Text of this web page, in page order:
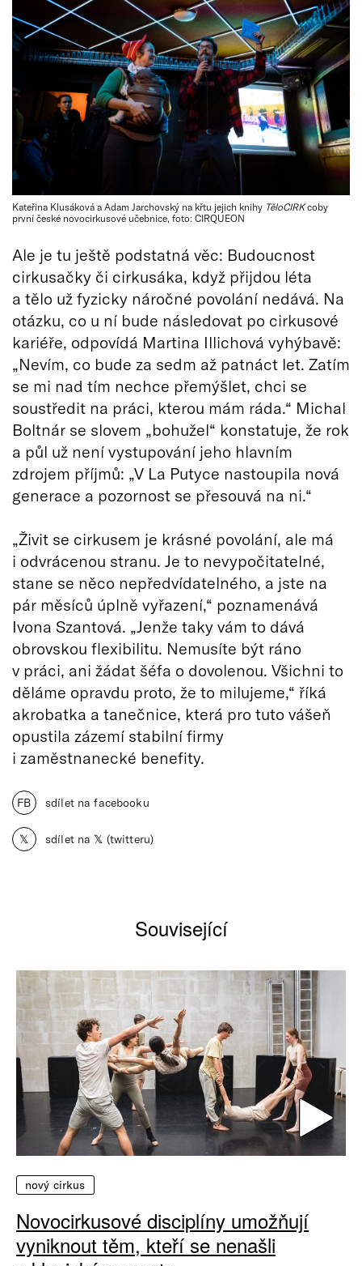
Kateřina Klusáková a Adam Jarchovský na křtu jejich knihy TěloCIRKcoby
první české novocirkusové učebnice, foto: CIRQUEON
Ale je tu ještě podstatná věc: Budoucnost
cirkusačky či cirkusáka, když přijdou léta
a tělo už fyzicky náročné povolání nedává. Na
otázku, co u ní bude následovat po cirkusové
kariéře, odpovídá Martina Illichová vyhýbavě:
„Nevím, co bude za sedm až patnáct let. Zatím
se mi nad tím nechce přemýšlet, chci se
soustředit na práci, kterou mám ráda.“ Michal
Boltnár se slovem „bohužel“ konstatuje, že rok
a půl už není vystupování jeho hlavním
zdrojem příjmů: „V La Putyce nastoupila nová
generace a pozornost se přesouvá na ni.“
„Živit se cirkusem je krásné povolání, ale má
i odvrácenou stranu. Je to nevypočitatelné,
stane se něco nepředvídatelného, a jste na
pár měsíců úplně vyřazení,“ poznamenává
Ivona Szantová. „Jenže taky vám to dává
obrovskou flexibilitu. Nemusíte být ráno
v práci, ani žádat šéfa o dovolenou. Všichni to
děláme opravdu proto, že to milujeme,“ říká
akrobatka a tanečnice, která pro tuto vášeň
opustila zázemí stabilní firmy
i zaměstnanecké benefity.
FB sdílet na facebooku
𝕏 sdílet na 𝕏 (twitteru)
Související
nový cirkus
Novocirkusové disciplíny umožňují
vyniknout těm, kteří se nenašli